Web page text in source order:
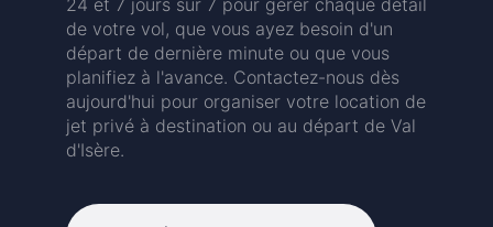
de votre vol, que vous ayez besoin d'un
départ de dernière minute ou que vous
planifiez à l'avance. Contactez-nous dès
aujourd'hui pour organiser votre location de
jet privé à destination ou au départ de Val
d'Isère.